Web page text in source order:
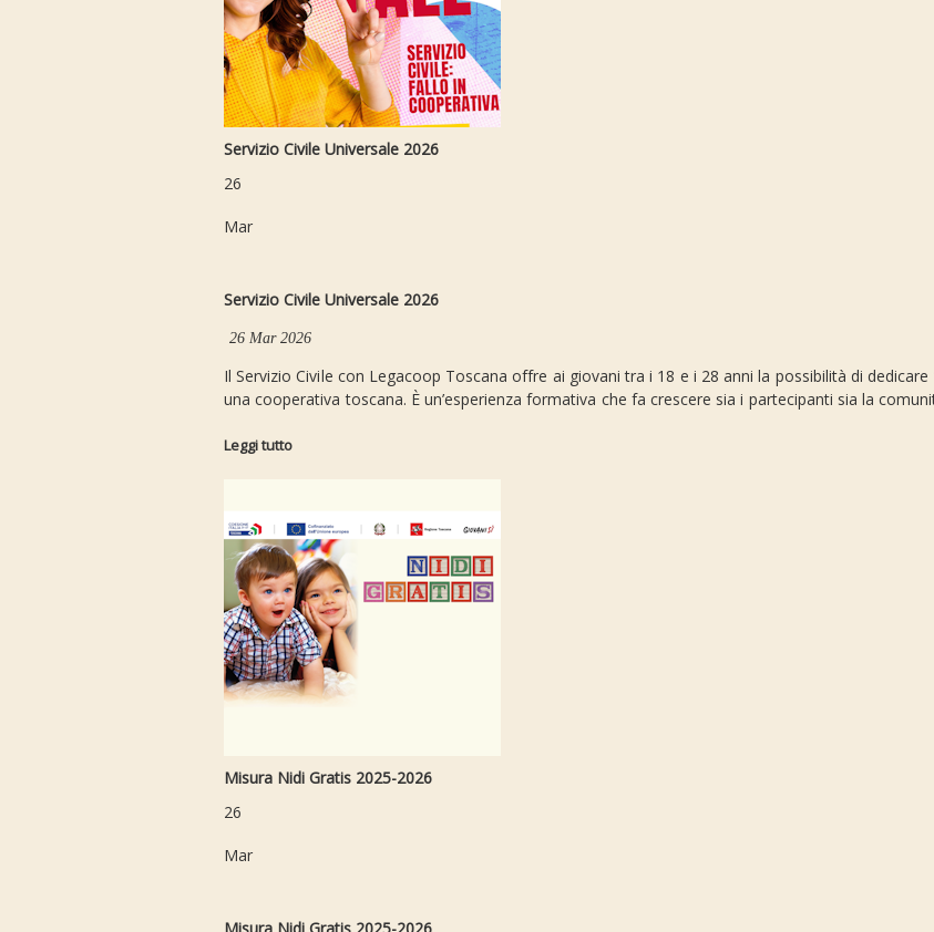
Servizio Civile Universale 2026
26
Mar
Servizio Civile Universale 2026
26 Mar 2026
Il Servizio Civile con Legacoop Toscana offre ai giovani tra i 18 e i 28 anni la possibilità di
una cooperativa toscana. È un’esperienza formativa che fa crescere sia i partecipanti sia la
Leggi tutto
Misura Nidi Gratis 2025-2026
26
Mar
Misura Nidi Gratis 2025-2026